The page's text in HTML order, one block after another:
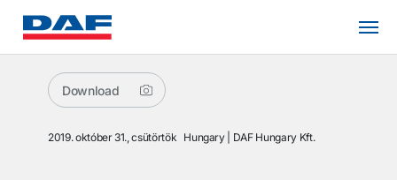
Download
2019. október 31., csütörtök Hungary DAF Hungary Kft.